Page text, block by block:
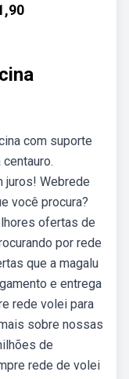
com suporte
juros! Webrede
você procura?
ofertas de
por rede
que a magalu
e entrega
rede volei para
sobre nossas
de
rede de volei